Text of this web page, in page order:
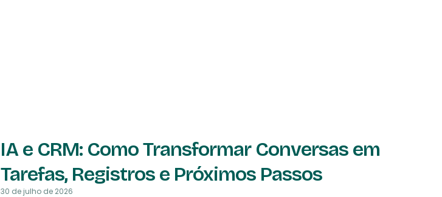
IA e CRM: Como Transformar Conversas em
Tarefas, Registros e Próximos Passos
30 de julho de 2026